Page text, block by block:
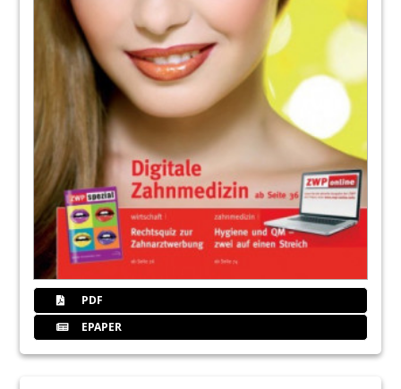
PDF
EPAPER